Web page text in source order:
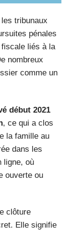
tribunaux
pénales
liés à la
nombreux
comme un
début 2021
, ce qui a clos
la famille au
dans les
ligne, où
ouverte ou
clôture
Elle signifie